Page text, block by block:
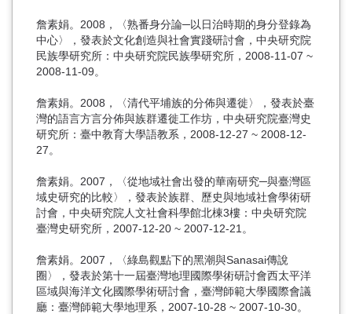
詹素娟。2008，〈熟番身分論─以日治時期的身分登錄為
中心〉，發表於文化創造與社會實踐研討會，中央研究院
民族學研究所：中央研究院民族學研究所，2008-11-07 ~
2008-11-09。
詹素娟。2008，〈清代平埔族的分佈與遷徙〉，發表於臺
灣的語言方言分佈與族群遷徙工作坊，中央研究院臺灣史
研究所：臺中教育大學語教系，2008-12-27 ~ 2008-12-
27。
詹素娟。2007，〈從地域社會出發的華南研究─與臺灣區
域史研究的比較〉，發表於族群、歷史與地域社會學術研
討會，中央研究院人文社會科學館北棟3樓：中央研究院
臺灣史研究所，2007-12-20 ~ 2007-12-21。
詹素娟。2007，〈綠島觀點下的黑潮與Sanasai傳說
圈〉，發表於第十一屆臺灣地理國際學術研討會西太平洋
區域與海洋文化國際學術研討會，臺灣師範大學國際會議
廳：臺灣師範大學地理系，2007-10-28 ~ 2007-10-30。